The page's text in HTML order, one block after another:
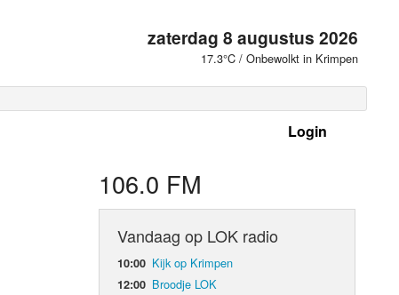
zaterdag 8 augustus 2026
17.3°C / Onbewolkt in Krimpen
Login
106.0 FM
Vandaag op LOK radio
10:00 Kijk op Krimpen
12:00 Broodje LOK